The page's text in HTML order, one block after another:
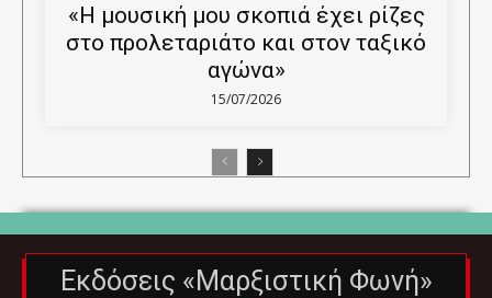
«Η μουσική μου σκοπιά έχει ρίζες
στο προλεταριάτο και στον ταξικό
αγώνα»
15/07/2026
Εκδόσεις «Μαρξιστική Φωνή»